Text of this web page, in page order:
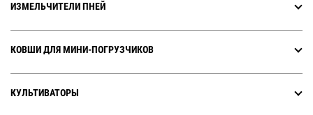
ИЗМЕЛЬЧИТЕЛИ ПНЕЙ
КОВШИ ДЛЯ МИНИ-ПОГРУЗЧИКОВ
КУЛЬТИВАТОРЫ